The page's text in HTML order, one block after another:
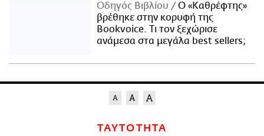
Οδηγός Βιβλίου
Ο «Καθρέφτης»
βρέθηκε στην κορυφή της
Bookvoice. Τι τον ξεχώρισε
ανάμεσα στα μεγάλα best sellers;
ΤΑΥΤΟΤΗΤΑ